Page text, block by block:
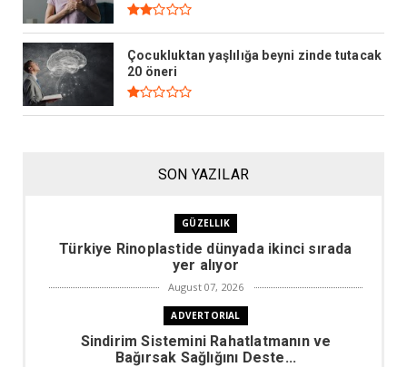
Çocukluktan yaşlılığa beyni zinde tutacak
20 öneri
SON YAZILAR
GÜZELLIK
Türkiye Rinoplastide dünyada ikinci sırada
yer alıyor
August 07, 2026
ADVERTORIAL
Sindirim Sistemini Rahatlatmanın ve
Bağırsak Sağlığını Deste...